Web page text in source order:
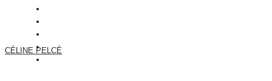
CÉLINE PELCÉ